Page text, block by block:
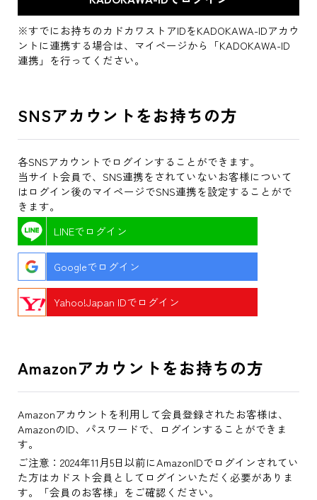
※すでにお持ちのカドカワストアIDをKADOKAWA-IDアカウ
ントに連携する場合は、マイページから「KADOKAWA-ID
連携」を行ってください。
SNSアカウントをお持ちの方
各SNSアカウントでログインすることができます。
当サイト会員で、SNS連携をされていないお客様について
はログイン後のマイページでSNS連携を設定することがで
きます。
LINEでログイン
Googleでログイン
Yahoo!Japan IDでログイン
Amazonアカウントをお持ちの方
Amazonアカウントを利用して会員登録されたお客様は、
AmazonのID、パスワードで、ログインすることができま
す。
ご注意：2024年11月5日以前にAmazonIDでログインされてい
た方はカドスト会員としてログインいただく必要がありま
す。「会員のお客様」をご確認ください。